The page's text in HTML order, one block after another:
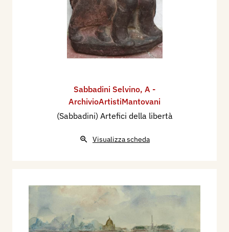
Sabbadini Selvino, A -
ArchivioArtistiMantovani
(Sabbadini) Artefici della libertà
Visualizza scheda